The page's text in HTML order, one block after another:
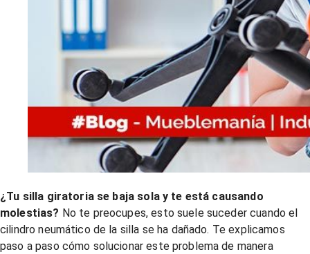
¿Tu silla giratoria se baja sola y te está causando
molestias? No te preocupes, esto suele suceder cuando el
cilindro neumático de la silla se ha dañado. Te explicamos
paso a paso cómo solucionar este problema de manera